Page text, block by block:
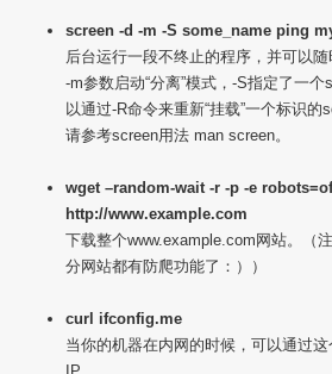
screen -d -m -S some_name ping
后台运行一段不终止的程序，并可以
-m参数启动“分离”模式，-S指定了一
以通过-R命令来重新“挂载”一个标识
请参考screen用法 man screen。
wget –random-wait -r -p -e
http://www.example.com
下载整个www.example.com网站。（
分网站都有防爬功能了：））
curl ifconfig.me
当你的机器在内网的时候，可以通过